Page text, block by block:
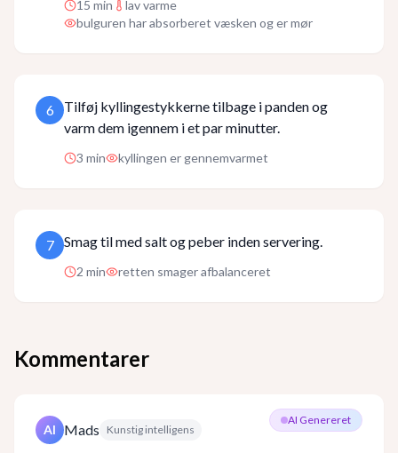
15 min
lav varme
bulguren har absorberet væsken og er mør
6
Tilføj kyllingestykkerne tilbage i panden og
varm dem igennem i et par minutter.
3 min kyllingen er gennemvarmet
7 Smag til med salt og peber inden servering.
2 min retten smager afbalanceret
Kommentarer
AI Genereret
AI Mads Kunstig intelligens